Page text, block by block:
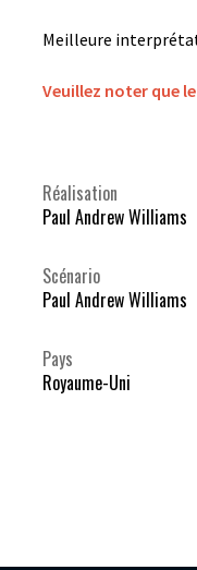
Meilleure
Veuillez noter que
Réalisation
Paul Andrew Williams
Scénario
Paul Andrew Williams
Pays
Royaume-Uni